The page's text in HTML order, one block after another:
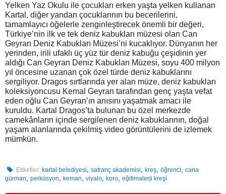
Yelken Yaz Okulu ile çocukları erken yaşta yelken kullanan
Kartal, diğer yandan çocuklarının bu becerilerini,
tamamlayıcı öğelerle zenginleştirecek önemli bir değeri,
Türkiye’nin ilk ve tek deniz kabukları müzesi olan Can
Geyran Deniz Kabukları Müzesi’ni kucaklıyor. Dünyanın her
yerinden, irili ufaklı üç yüz tür deniz kabuğu çeşidinin yer
aldığı Can Geyran Deniz Kabukları Müzesi, soyu 400 milyon
yıl öncesine uzanan çok özel türde deniz kabuklarını
sergiliyor. Dragos sırtlarında yer alan müze, deniz kabukları
koleksiyoncusu Kemal Geyran tarafından genç yaşta vefat
eden oğlu Can Geyran’ın anısını yaşatmak amacı ile
kuruldu. Kartal Dragos’ta bulunan bu özel merkezde
camekânların içinde sergilenen deniz kabuklarının, doğal
yaşam alanlarında çekilmiş video görüntülerini de izlemek
mümkün.
Etiketler: kartal belediyesi ,satranç akademisi ,kreş ,öğrenci ,cana
gürman
perküsyon keman viyalo koro eğitimalerji kreşi